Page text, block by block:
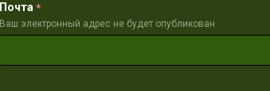
Почта *
Ваш электронный адрес не будет опубликован